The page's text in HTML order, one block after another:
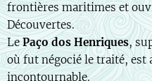
frontières maritimes et
Découvertes.
LePaço dos Henriques,
où fut négocié le traité,
incontournable.